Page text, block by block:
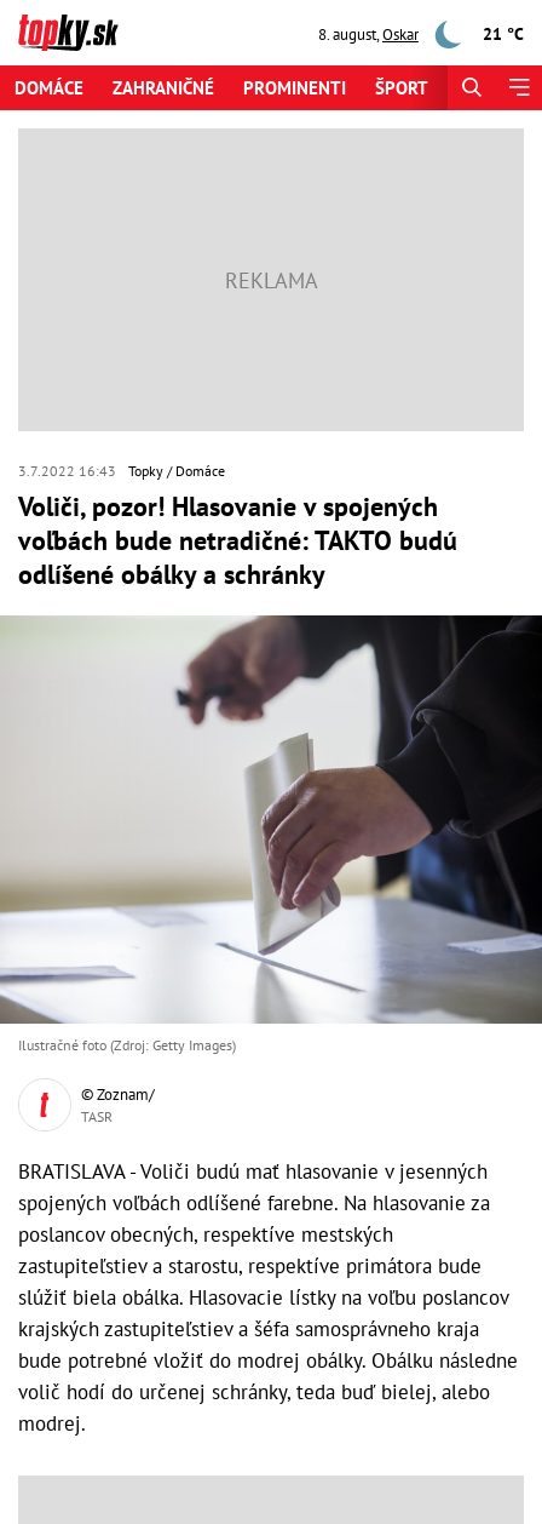
8. august,Oskar 21 °C
DOMÁCE ZAHRANIČNÉ PROMINENTI ŠPORT
3.7.2022 16:43 Topky Domáce
Voliči, pozor! Hlasovanie v spojených
voľbách bude netradičné: TAKTO budú
odlíšené obálky a schránky
Ilustračné foto (Zdroj: Getty Images)
© Zoznam/
TASR
BRATISLAVA - Voliči budú mať hlasovanie v jesenných
spojených voľbách odlíšené farebne. Na hlasovanie za
poslancov obecných, respektíve mestských
zastupiteľstiev a starostu, respektíve primátora bude
slúžiť biela obálka. Hlasovacie lístky na voľbu poslancov
krajských zastupiteľstiev a šéfa samosprávneho kraja
bude potrebné vložiť do modrej obálky. Obálku následne
volič hodí do určenej schránky, teda buď bielej, alebo
modrej.